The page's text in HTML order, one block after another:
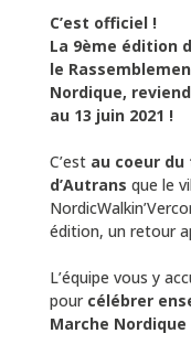
C’est officiel !
La 9ème édition
le
Nordique,
au 13 juin 2021 !
C’est au coeur
d’Autrans que le
édition, un retour
L’équipe vous y
pour célébrer
Marche Nordique